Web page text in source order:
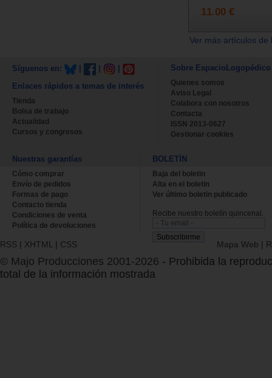
11.00 €
Ver más artículos
Síguenos en:
Enlaces rápidos a temas de interés
Tienda
Bolsa de trabajo
Actualidad
Cursos y congresos
Sobre EspacioLogopédico
Quienes somos
Aviso Legal
Colabora con nosotros
Contacta
ISSN 2013-0627
Gestionar cookies
Nuestras garantías
Cómo comprar
Envío de pedidos
Formas de pago
Contacto tienda
Condiciones de venta
Política de devoluciones
BOLETÍN
Baja del boletin
Alta en el boletin
Ver último boletin publicado
Recibe nuestro boletín quincenal.
RSS | XHTML | CSS Mapa Web |
© Majo Producciones 2001-2026 - Prohibida la
total de la información mostrada